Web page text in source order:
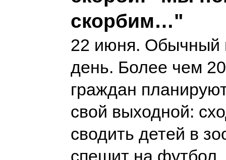
скорбим…"
22 июня. Обычный
день. Более чем
граждан
свой выходной:
сводить детей в
спешит на футбол,